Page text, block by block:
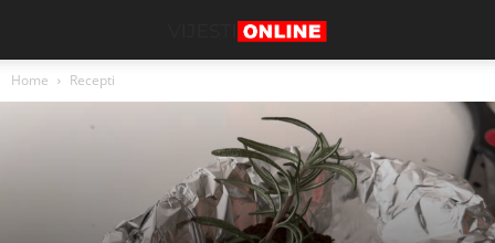
Home Recepti